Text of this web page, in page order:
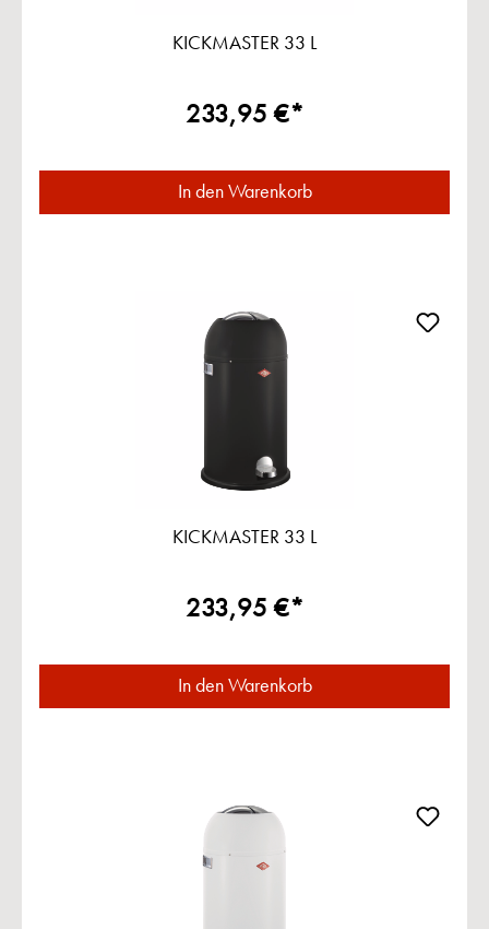
KICKMASTER 33 L
233,95 €*
In den Warenkorb
KICKMASTER 33 L
233,95 €*
In den Warenkorb